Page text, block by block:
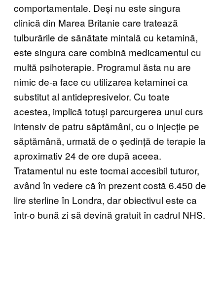
comportamentale. Deși nu este singura
clinică din Marea Britanie care tratează
tulburările de sănătate mintală cu ketamină,
este singura care combină medicamentul cu
multă psihoterapie. Programul ăsta nu are
nimic de-a face cu utilizarea ketaminei ca
substitut al antidepresivelor. Cu toate
acestea, implică totuși parcurgerea unui curs
intensiv de patru săptămâni, cu o injecție pe
săptămână, urmată de o ședință de terapie la
aproximativ 24 de ore după aceea.
Tratamentul nu este tocmai accesibil tuturor,
având în vedere că în prezent costă 6.450 de
lire sterline în Londra, dar obiectivul este ca
într-o bună zi să devină gratuit în cadrul NHS.